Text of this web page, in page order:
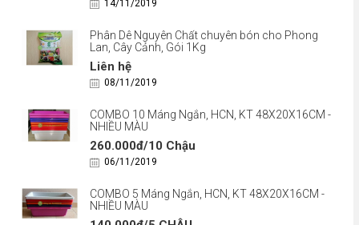
14/11/2019
Phân Dê Nguyên Chất chuyên bón cho Phong
Lan, Cây Cảnh, Gói 1Kg
Liên hệ
08/11/2019
COMBO 10 Máng Ngắn, HCN, KT 48X20X16CM -
NHIỀU MÀU
260.000đ/10 Chậu
06/11/2019
COMBO 5 Máng Ngắn, HCN, KT 48X20X16CM -
NHIỀU MÀU